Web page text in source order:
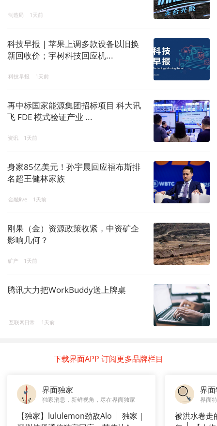
制造局 1天前
科技早报 | 苹果上调多款设备以旧换
新回收价；宇树科技回应机...
科技早报 1天前
再中标国家能源集团招标项目 科大讯
飞 FDE 模式验证产业 ...
资讯 1天前
身家85亿美元！孙宇晨回应福布斯排
名超王健林家族
金融live 1天前
刚果（金）资源政策收紧，中资矿企
影响几何？
矿产 1天前
腾讯大力把WorkBuddy送上牌桌
互联网日常 1天前
下载界面APP 订阅更多品牌栏目
界面独家
独家消息，新鲜视角，尽在界面独家
【独家】lululemon劲敌Alo
独家｜
界
界面
被洪水卷走